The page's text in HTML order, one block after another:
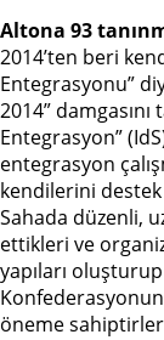
Altona 93
2014’ten beri
Entegrasyonu”
2014” damgasını
Entegrasyon”
entegrasyon
kendilerini
Sahada düzenli,
ettikleri ve
yapıları
öneme